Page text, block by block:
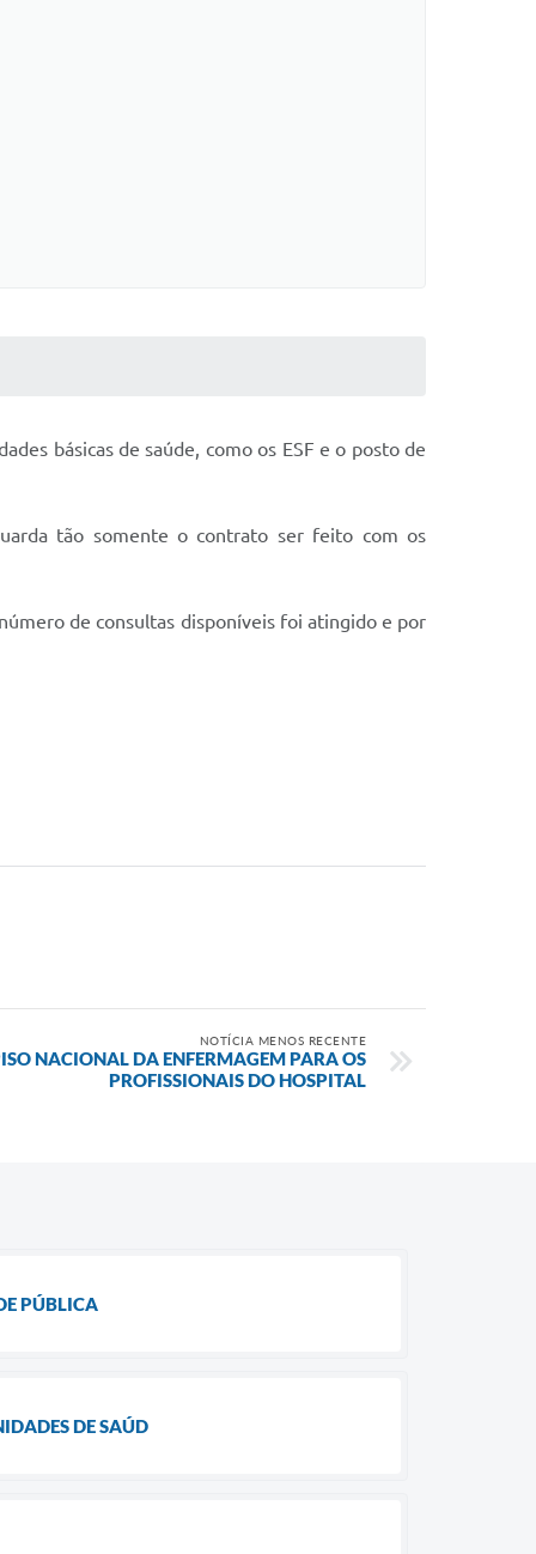
básicas de saúde, como os ESF e o posto de
tão somente o contrato ser feito com os
de consultas disponíveis foi atingido e por
NOTÍCIA MENOS RECENTE
NACIONAL DA ENFERMAGEM PARA OS
PROFISSIONAIS DO HOSPITAL
PÚBLICA
DE SAÚD